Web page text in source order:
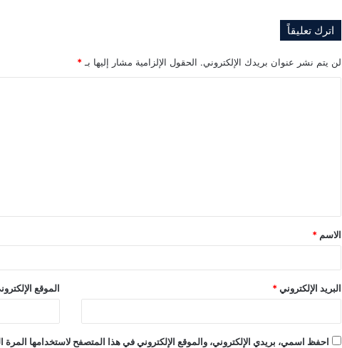
اترك تعليقاً
لن يتم نشر عنوان بريدك الإلكتروني. الحقول الإلزامية مشار إليها بـ *
ق
*
الاسم *
البريد الإلكتروني * الموقع
احفظ اسمي، بريدي الإلكتروني، والموقع الإلكتروني في هذا المتصفح لاستخدامها المرة